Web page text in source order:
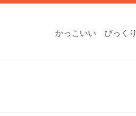
かっこいい びっくり